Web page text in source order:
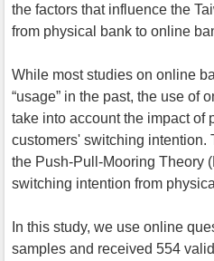
the factors that influence the
from physical bank to online
While most studies on online
“usage” in the past, the use of
take into account the impact of
customers' switching intention.
the Push-Pull-Mooring Theory
switching intention from
In this study, we use online
samples and received 554